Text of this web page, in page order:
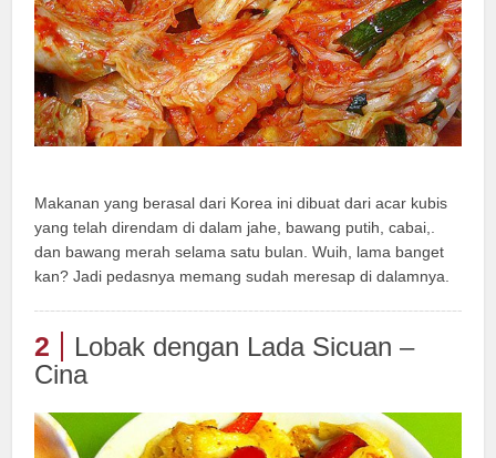
Makanan yang berasal dari Korea ini dibuat dari acar kubis
yang telah direndam di dalam jahe, bawang putih, cabai,.
dan bawang merah selama satu bulan. Wuih, lama banget
kan? Jadi pedasnya memang sudah meresap di dalamnya.
2
Lobak dengan Lada Sicuan –
Cina